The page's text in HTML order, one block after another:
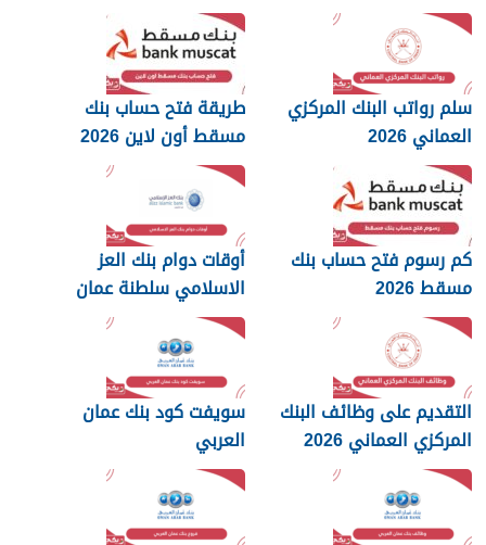
سلم رواتب البنك المركزي
العماني 2026
طريقة فتح حساب بنك
مسقط أون لاين 2026
كم رسوم فتح حساب بنك
مسقط 2026
أوقات دوام بنك العز
الاسلامي سلطنة عمان
2026
التقديم على وظائف البنك
المركزي العماني 2026
سويفت كود بنك عمان
العربي